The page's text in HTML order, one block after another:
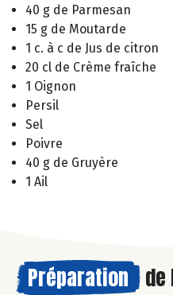
40 g de Parmesan
15 g de Moutarde
1 c. à c de Jus de citron
20 cl de Crème fraîche
1 Oignon
Persil
Sel
Poivre
40 g de Gruyère
1 Ail
Préparation de